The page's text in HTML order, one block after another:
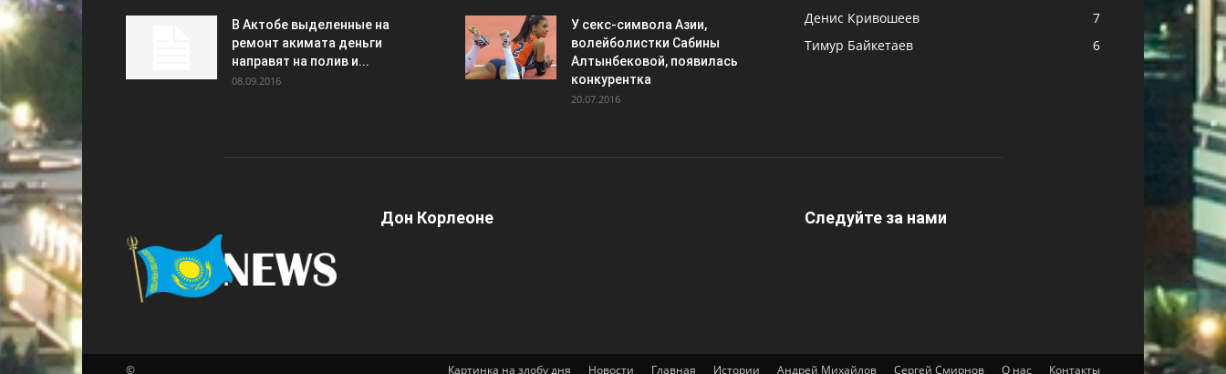
В Актобе выделенные на
ремонт акимата деньги
направят на полив и...
08.09.2016
У секс-символа Азии,
волейболистки Сабины
Алтынбековой, появилась
конкурентка
20.07.2016
Денис Кривошеев
7
Тимур Байкетаев
6
Дон Корлеоне Следуйте за нами
Картинка на злобу дня Новости Главная Истории Андрей Михайлов Сергей Смирнов О нас Контакты
©